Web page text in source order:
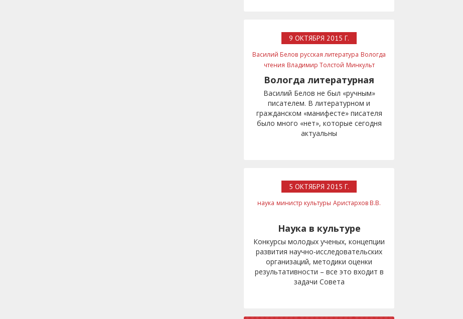
9 ОКТЯБРЯ 2015 Г.
Василий Белов русская литература Вологда
чтения Владимир Толстой Минкульт
Вологда литературная
Василий Белов не был «ручным»
писателем. В литературном и
гражданском «манифесте» писателя
было много «нет», которые сегодня
актуальны
5 ОКТЯБРЯ 2015 Г.
наука министр культуры Аристархов В.В.
Наука в культуре
Конкурсы молодых ученых, концепции
развития научно-исследовательских
организаций, методики оценки
результативности – все это входит в
задачи Совета